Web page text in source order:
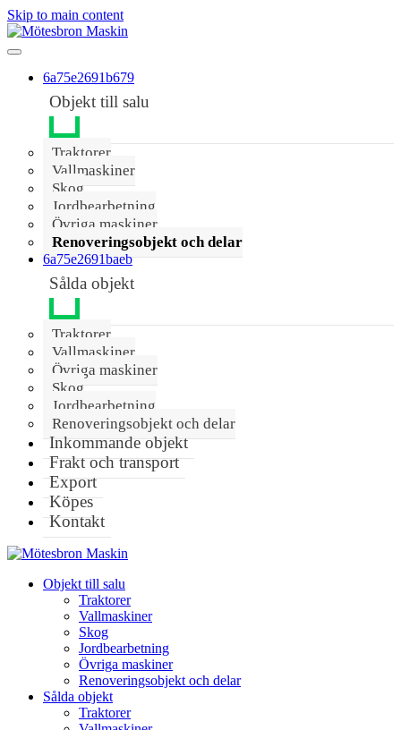
Skip to main content
6a75e2691b679
Objekt till salu
Traktorer
Vallmaskiner
Skog
Jordbearbetning
Övriga maskiner
Renoveringsobjekt och delar
6a75e2691baeb
Sålda objekt
Traktorer
Vallmaskiner
Övriga maskiner
Skog
Jordbearbetning
Renoveringsobjekt och delar
Inkommande objekt
Frakt och transport
Export
Köpes
Kontakt
Objekt till salu
Traktorer
Vallmaskiner
Skog
Jordbearbetning
Övriga maskiner
Renoveringsobjekt och delar
Sålda objekt
Traktorer